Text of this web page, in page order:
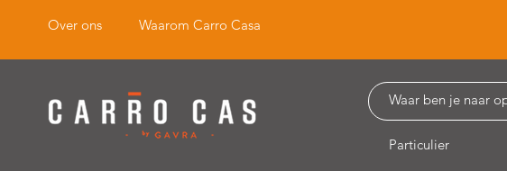
Over ons Waarom Carro Casa
Particulier